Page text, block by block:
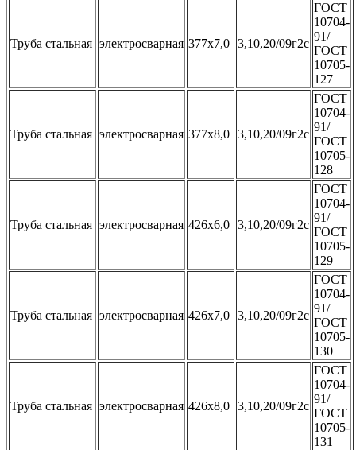
Труба стальная электросварная 377x7,0 3,10,20/09г2с
ГОСТ
10704-
91/
ГОСТ
10705-
127
Труба стальная электросварная 377x8,0 3,10,20/09г2с
ГОСТ
10704-
91/
ГОСТ
10705-
128
Труба стальная электросварная 426x6,0 3,10,20/09г2с
ГОСТ
10704-
91/
ГОСТ
10705-
129
Труба стальная электросварная 426x7,0 3,10,20/09г2с
ГОСТ
10704-
91/
ГОСТ
10705-
130
Труба стальная электросварная 426x8,0 3,10,20/09г2с
ГОСТ
10704-
91/
ГОСТ
10705-
131